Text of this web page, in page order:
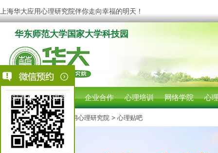
上海华大应用心理研究院伴你走向幸福的明天！
华东师范大学国家大学科技园
网站首页 心理咨询 企业合作 心理培训 网络学院 心
您现在的位置:上海华大应用心理研究院 > 心理贴吧